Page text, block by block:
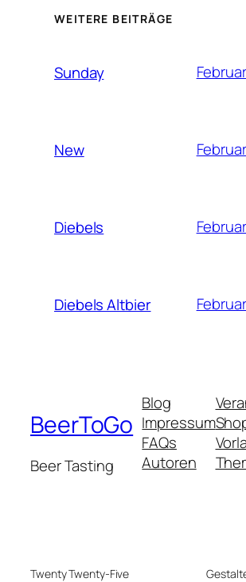
WEITERE BEITRÄGE
Sunday
New
Diebels
Diebels Altbier
BeerToGo
Beer Tasting
Blog
Impressum
FAQs
Autoren
Twenty Twenty-Five